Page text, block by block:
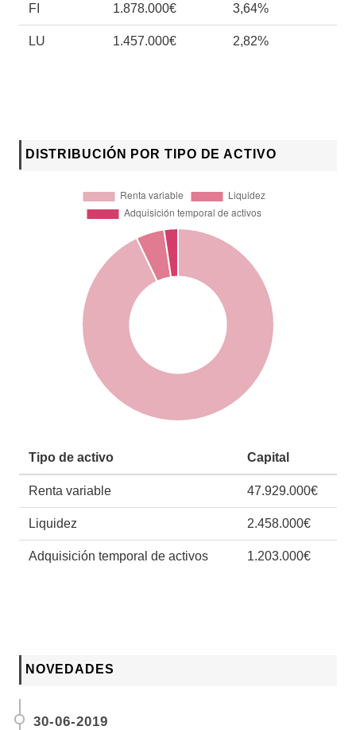
FI 1.878.000€ 3,64%
LU 1.457.000€ 2,82%
DISTRIBUCIÓN POR TIPO DE ACTIVO
Tipo de activo Capital
Renta variable 47.929.000€
Liquidez 2.458.000€
Adquisición temporal de activos 1.203.000€
NOVEDADES
30-06-2019